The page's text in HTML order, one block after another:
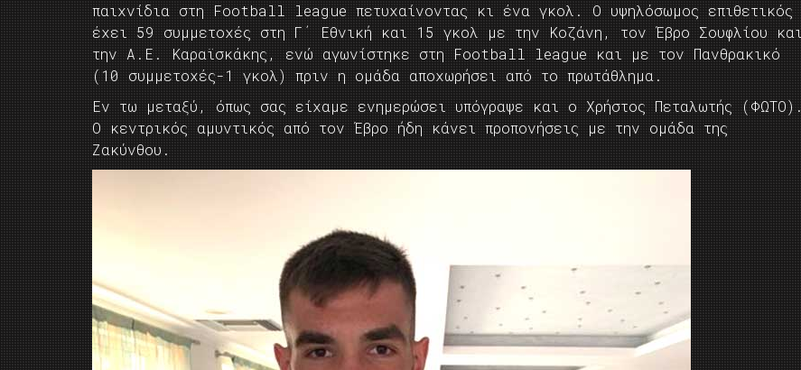
παιχνίδια στη Football league πετυχαίνοντας κι ένα γκολ. Ο υψηλόσωμος επιθετικός
έχει 59 συμμετοχές στη Γ΄ Εθνική και 15 γκολ με την Κοζάνη, τον Έβρο Σουφλίου και
την Α.Ε. Καραϊσκάκης, ενώ αγωνίστηκε στη Football league και με τον Πανθρακικό
(10 συμμετοχές-1 γκολ) πριν η ομάδα αποχωρήσει από το πρωτάθλημα.
Εν τω μεταξύ, όπως σας είχαμε ενημερώσει υπόγραψε και ο Χρήστος Πεταλωτής (ΦΩΤΟ).
Ο κεντρικός αμυντικός από τον Έβρο ήδη κάνει προπονήσεις με την ομάδα της
Ζακύνθου.